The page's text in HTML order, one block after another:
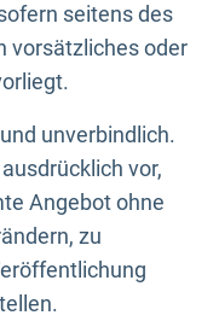
seitens des
vorsätzliches oder
unverbindlich.
vor,
Angebot ohne
zu